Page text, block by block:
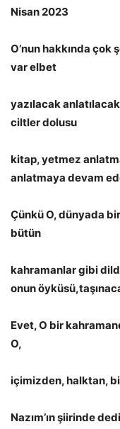
Nisan 2023
O’nun hakkında çok
var elbet
yazılacak
ciltler dolusu
kitap, yetmez
anlatmaya devam
Çünkü O, dünyada
bütün
kahramanlar gibi
onun
Evet, O bir
O,
içimizden, halktan,
Nazım’ın şiirinde